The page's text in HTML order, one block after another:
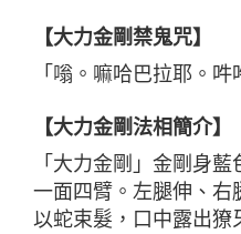
【大力金剛禁鬼咒】
「嗡。嘛哈巴拉耶。吽
【大力金剛法相簡介】
「大力金剛」金剛身
一面四臂。左腿伸、右
以蛇束髮，口中露出獠